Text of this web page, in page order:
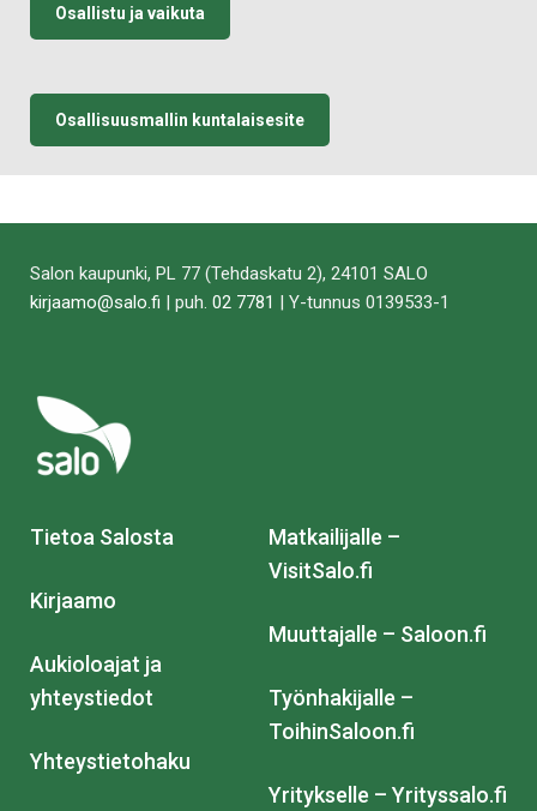
Osallistu ja vaikuta
Osallisuusmallin kuntalaisesite
Salon kaupunki, PL 77 (Tehdaskatu 2), 24101 SALO
kirjaamo@salo.fi | puh. 02 7781 | Y-tunnus 0139533-1
Tietoa Salosta
Kirjaamo
Aukioloajat ja
yhteystiedot
Yhteystietohaku
Matkailijalle –
VisitSalo.fi
Muuttajalle – Saloon.fi
Työnhakijalle –
ToihinSaloon.fi
Yritykselle – Yrityssalo.fi